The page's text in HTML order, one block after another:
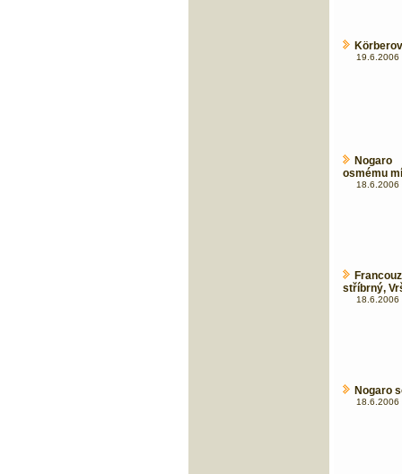
19.6.2006
osmému
18.6.2006
stříbrný,
18.6.2006
Nogaro
18.6.2006